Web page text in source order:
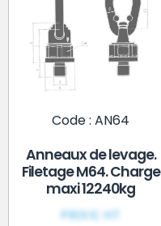
Code : AN64
Anneaux de levage.
Filetage M64. Charge
maxi 12240kg
PRIX€ HT